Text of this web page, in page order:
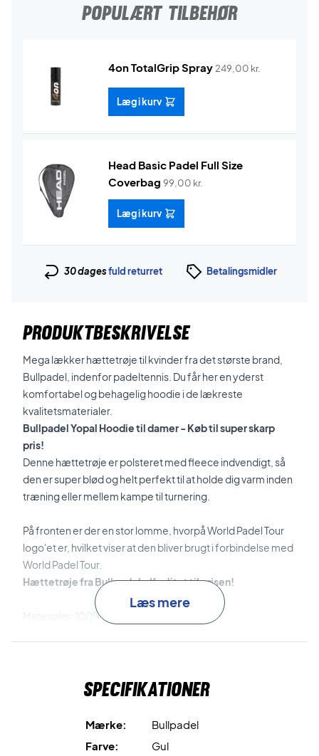
POPULÆRT TILBEHØR
4on TotalGrip Spray 249,00 kr.
Læg i kurv
Head Basic Padel Full Size
Coverbag 99,00 kr.
Læg i kurv
30 dagesfuld returret Betalingsmidler
PRODUKTBESKRIVELSE
Mega lækker hættetrøje til kvinder fra det største brand,
Bullpadel, indenfor padeltennis. Du får her en yderst
komfortabel og behagelig hoodie i de lækreste
kvalitetsmaterialer.
Bullpadel Yopal Hoodie til damer - Køb til super skarp
pris!
Denne hættetrøje er polsteret med fleece indvendigt, så
den er super blød og helt perfekt til at holde dig varm inden
træning eller mellem kampe til turnering.
På fronten er der en stor lomme, hvorpå World Padel Tour
logo'et er, hvilket viser at den bliver brugt i forbindelse med
World Padel Tour.
Hættetrøje fra Bullpadel - Kvalitet til prisen!
Materialer: 100% Polyester
Læs mere
Specifikationer
Mærke:
Bullpadel
Farve:
Gul